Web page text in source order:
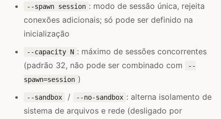
--spawn session : modo de sessão única, rejeita
conexões adicionais; só pode ser definido na
inicialização
--capacity N : máximo de sessões concorrentes
(padrão 32, não pode ser combinado com
--
spawn=session )
--sandbox / --no-sandbox : alterna isolamento de
sistema de arquivos e rede (desligado por